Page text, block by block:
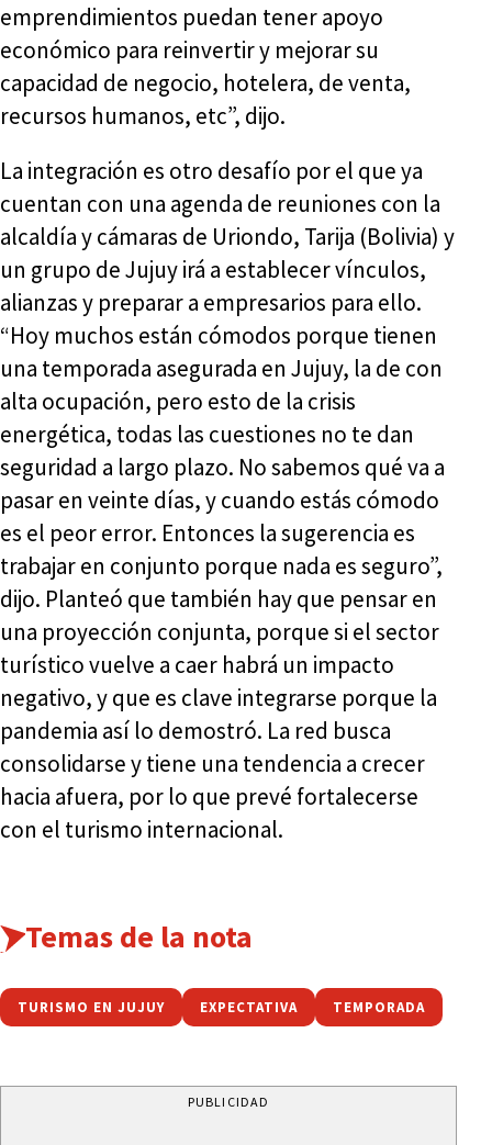
emprendimientos puedan tener apoyo
económico para reinvertir y mejorar su
capacidad de negocio, hotelera, de venta,
recursos humanos, etc”, dijo.
La integración es otro desafío por el que ya
cuentan con una agenda de reuniones con la
alcaldía y cámaras de Uriondo, Tarija (Bolivia) y
un grupo de Jujuy irá a establecer vínculos,
alianzas y preparar a empresarios para ello.
“Hoy muchos están cómodos porque tienen
una temporada asegurada en Jujuy, la de con
alta ocupación, pero esto de la crisis
energética, todas las cuestiones no te dan
seguridad a largo plazo. No sabemos qué va a
pasar en veinte días, y cuando estás cómodo
es el peor error. Entonces la sugerencia es
trabajar en conjunto porque nada es seguro”,
dijo. Planteó que también hay que pensar en
una proyección conjunta, porque si el sector
turístico vuelve a caer habrá un impacto
negativo, y que es clave integrarse porque la
pandemia así lo demostró. La red busca
consolidarse y tiene una tendencia a crecer
hacia afuera, por lo que prevé fortalecerse
con el turismo internacional.
Temas de la nota
TURISMO EN JUJUY EXPECTATIVA TEMPORADA
PUBLICIDAD